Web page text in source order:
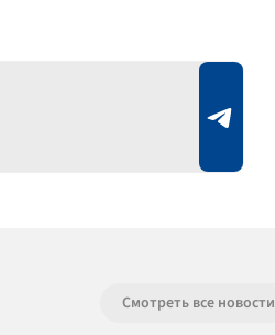
Смотреть все новости